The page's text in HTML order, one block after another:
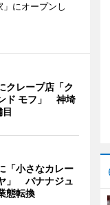
にオープンし
クレープ店「ク
ド モフ」 神埼
「小さなカレー
」 バナナジュ
態転換